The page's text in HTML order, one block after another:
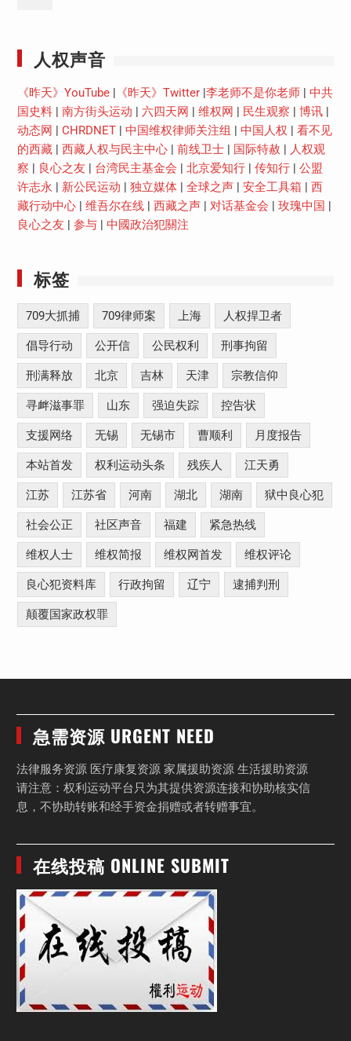
人权声音
《昨天》YouTube| 《昨天》Twitter| 李老师不是你老师| 中共
国史料| 南方街头运动 六四天网 维权网 民生观察 博讯|
动态网
CHRDNET| 中国维权律师关注组 中国人权
看不见
的西藏| 西藏人权与民主中心| 前线卫士| 国际特赦
人权观
察
良心之友 台湾民主基金会 北京爱知行| 传知行| 公盟
许志永
新公民运动 独立媒体| 全球之声| 安全工具箱
西
藏行动中心| 维吾尔在线| 西藏之声| 对话基金会 玫瑰中国
良心之友
参与| 中國政治犯關注
标签
709大抓捕 709律师案 上海 人权捍卫者
倡导行动 公开信 公民权利 刑事拘留
刑满释放 北京 吉林 天津 宗教信仰
寻衅滋事罪 山东 强迫失踪 控告状
支援网络 无锡 无锡市 曹顺利 月度报告
本站首发 权利运动头条 残疾人 江天勇
江苏 江苏省 河南 湖北 湖南 狱中良心犯
社会公正 社区声音 福建 紧急热线
维权人士 维权简报 维权网首发 维权评论
良心犯资料库 行政拘留 辽宁 逮捕判刑
颠覆国家政权罪
急需资源 URGENT NEED
法律服务资源 医疗康复资源 家属援助资源 生活援助资源
请注意：权利运动平台只为其提供资源连接和协助核实信
息，不协助转账和经手资金捐赠或者转赠事宜。
在线投稿 ONLINE SUBMIT